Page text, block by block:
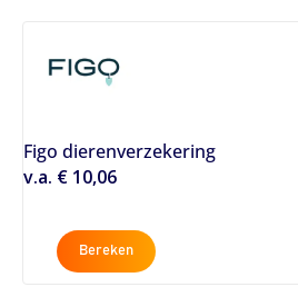
Figo dierenverzekering
v.a. € 10,06
Bereken